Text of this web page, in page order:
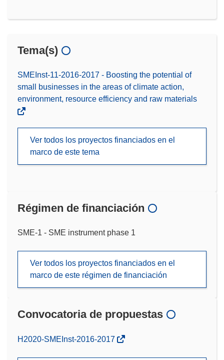
Tema(s)
SMEInst-11-2016-2017 - Boosting the potential of
small businesses in the areas of climate action,
environment, resource efficiency and raw materials
Ver todos los proyectos financiados en el
marco de este tema
Régimen de financiación
SME-1 - SME instrument phase 1
Ver todos los proyectos financiados en el
marco de este régimen de financiación
Convocatoria de propuestas
(se
H2020-SMEInst-2016-2017